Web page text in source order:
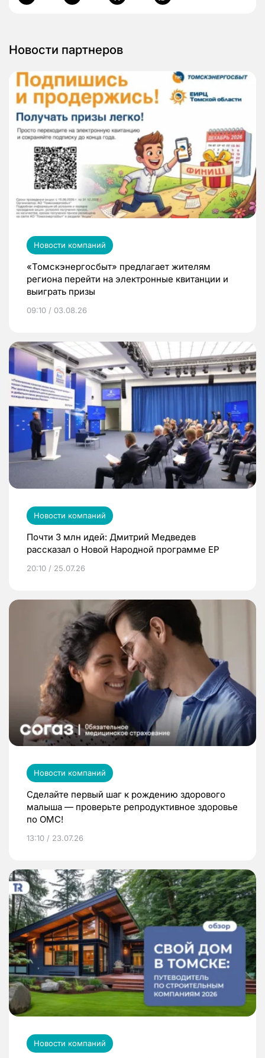
Новости партнеров
Новости компаний
«Томскэнергосбыт» предлагает жителям
региона перейти на электронные квитанции и
выиграть призы
09:10 / 03.08.26
Новости компаний
Почти 3 млн идей: Дмитрий Медведев
рассказал о Новой Народной программе ЕР
20:10 / 25.07.26
Новости компаний
Сделайте первый шаг к рождению здорового
малыша — проверьте репродуктивное здоровье
по ОМС!
13:10 / 23.07.26
Новости компаний